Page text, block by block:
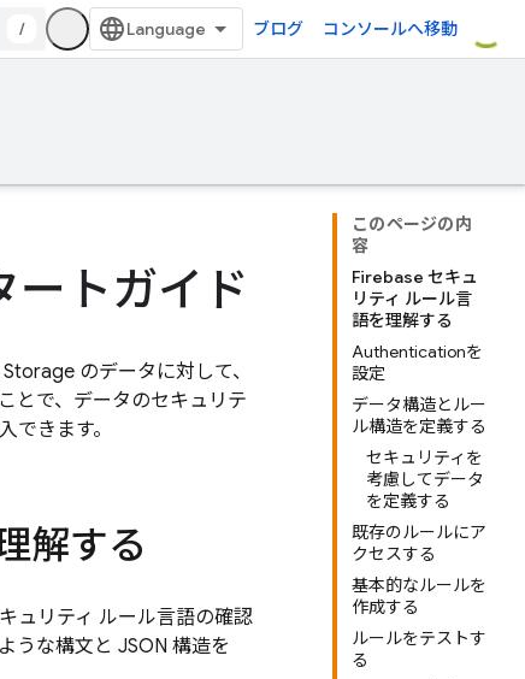
/ ブログ コンソールへ移動
このページの内
容
Firebase セキュ
リティ ルール言
語を理解する
Authenticationを
設定
データ構造とルー
ル構造を定義する
セキュリティを
考慮してデータ
を定義する
既存のルールにア
クセスする
基本的なルールを
作成する
ルールをテストす
る
ートガイド
のデータに対して、
とで、データのセキュリテ
できます。
解する
ュリティ ルール言語の確認
うな構文と JSON 構造を